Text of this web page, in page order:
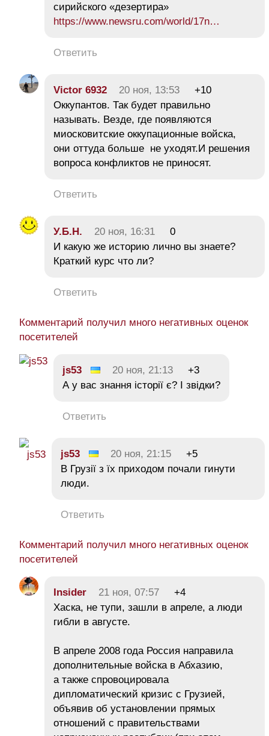
сирийского «дезертира»
https://www.newsru.com/world/17n…
Ответить
Victor 6932 20 ноя, 13:53
+10
Оккупантов. Так будет правильно
называть. Везде, где появляются
миосковитские оккупационные войска,
они оттуда больше не уходят.И решения
вопроса конфликтов не приносят.
Ответить
У.Б.Н. 20 ноя, 16:31
0
И какую же историю лично вы знаете?
Краткий курс что ли?
Ответить
Комментарий получил много негативных оценок
посетителей
js53 20 ноя, 21:13
+3
А у вас знання історії є? І звідки?
Ответить
js53 20 ноя, 21:15
+5
В Грузії з їх приходом почали гинути
люди.
Ответить
Комментарий получил много негативных оценок
посетителей
Insider 21 ноя, 07:57
+4
Хаска, не тупи, зашли в апреле, а люди
гибли в августе.
В апреле 2008 года Россия направила
дополнительные войска в Абхазию,
а также спровоцировала
дипломатический кризис с Грузией,
объявив об установлении прямых
отношений с правительствами